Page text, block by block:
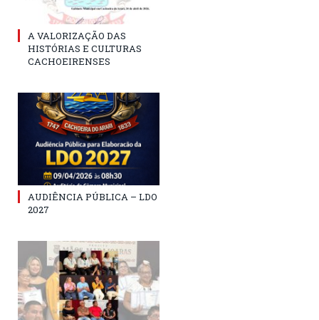
A VALORIZAÇÃO DAS
HISTÓRIAS E CULTURAS
CACHOEIRENSES
AUDIÊNCIA PÚBLICA – LDO
2027